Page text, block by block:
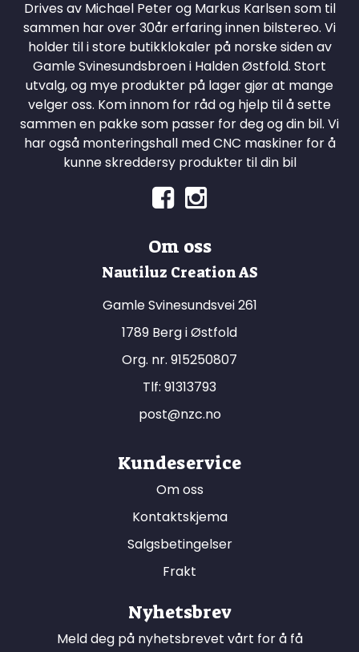
Drives av Michael Peter og Markus Karlsen som til
sammen har over 30år erfaring innen bilstereo. Vi
holder til i store butikklokaler på norske siden av
Gamle Svinesundsbroen i Halden Østfold. Stort
utvalg, og mye produkter på lager gjør at mange
velger oss. Kom innom for råd og hjelp til å sette
sammen en pakke som passer for deg og din bil. Vi
har også monteringshall med CNC maskiner for å
kunne skreddersy produkter til din bil
Om oss
Nautiluz Creation AS
Gamle Svinesundsvei 261
1789 Berg i Østfold
Org. nr. 915250807
Tlf: 91313793
post@nzc.no
Kundeservice
Om oss
Kontaktskjema
Salgsbetingelser
Frakt
Nyhetsbrev
Meld deg på nyhetsbrevet vårt for å få